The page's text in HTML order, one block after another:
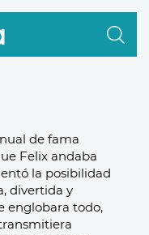
de fama
Felix andaba
la posibilidad
divertida y
englobara todo,